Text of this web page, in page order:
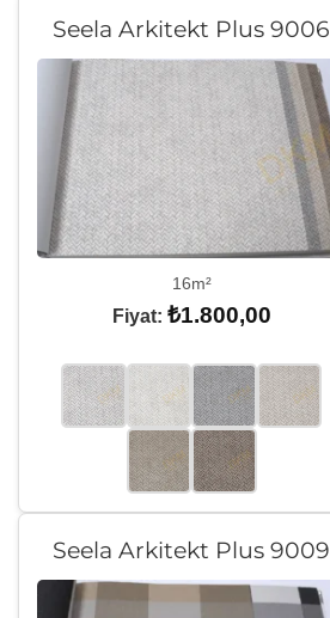
Seela Arkitekt Plus 9006
16m²
Fiyat: ₺1.800,00
Seela Arkitekt Plus 9009